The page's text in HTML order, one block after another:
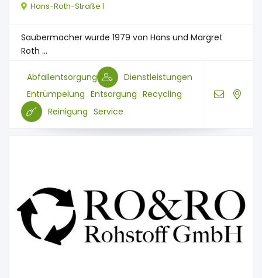
Hans-Roth-Straße 1
Saubermacher wurde 1979 von Hans und Margret
Roth ...
Abfallentsorgung
Dienstleistungen
Entrümpelung Entsorgung Recycling
Reinigung Service